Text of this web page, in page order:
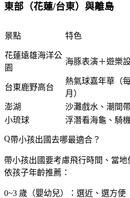
東部（花蓮/台東）與離島
景點 特色
花蓮遠雄海洋公
園
海豚表演＋遊樂
台東鹿野高台
熱氣球嘉年華（
月）
澎湖 沙灘戲水、潮間
小琉球
浮潛看海龜、騎
帶小孩出國去哪最適合？
帶小孩出國要考慮飛行時間、當
依孩子年齡推薦：
0~3 歲（嬰幼兒）：選近、選方便